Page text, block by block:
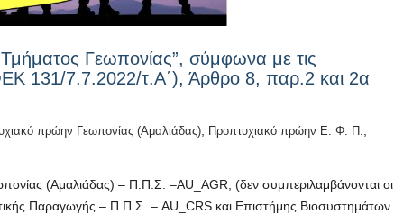
Γεωπονίας”, σύμφωνα με τις
131/7.7.2022/τ.Α΄), Άρθρο 8, παρ.2 και 2α
πρώην Γεωπονίας (Αμαλιάδας) Προπτυχιακό πρώην Ε. Φ. Π.
(Αμαλιάδας) – Π.Π.Σ. –AU_AGR, (δεν συμπεριλαμβάνονται οι
Παραγωγής – Π.Π.Σ. – AU_CRS και Επιστήμης Βιοσυστημάτων